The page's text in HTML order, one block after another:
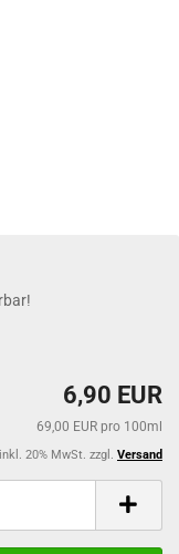
6,90 EUR
69,00 EUR pro 100ml
inkl. 20% MwSt. zzgl. Versand